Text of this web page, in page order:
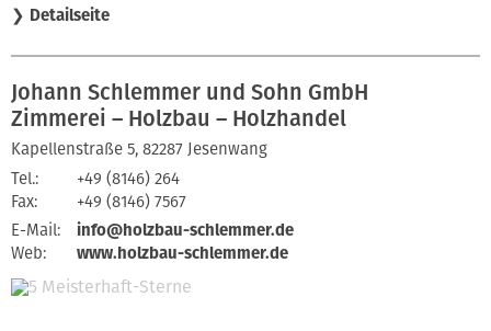
❯ Detailseite
Johann Schlemmer und Sohn GmbH
Zimmerei – Holzbau – Holzhandel
Kapellenstraße 5, 82287 Jesenwang
Tel.:
+49 (8146) 264
Fax:
+49 (8146) 7567
E-Mail:
info@holzbau-schlemmer.de
Web:
www.holzbau-schlemmer.de